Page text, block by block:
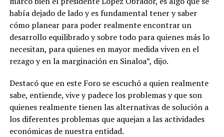
había dejado de lado y es fundamental tener y saber
cómo planear para poder realmente encontrar un
desarrollo equilibrado y sobre todo para quienes más lo
necesitan, para quienes en mayor medida viven en el
rezago y en la marginación en Sinaloa”, dijo.
Destacó que en este Foro se escuchó a quien realmente
sabe, entiende, vive y padece los problemas y que son
quienes realmente tienen las alternativas de solución a
los diferentes problemas que aquejan a las actividades
económicas de nuestra entidad.